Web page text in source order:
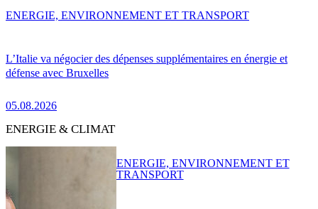
L’Italie va négocier des dépenses supplémentaires en énergie et
défense avec Bruxelles
05.08.2026
ENERGIE, ENVIRONNEMENT ET TRANSPORT
ENERGIE & CLIMAT
ENERGIE, ENVIRONNEMENT ET
TRANSPORT